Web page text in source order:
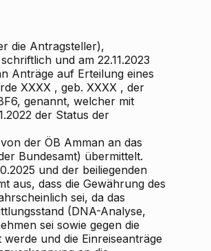
die Antragsteller),
und am 22.11.2023
Anträge auf Erteilung eines
XXXX , geb. XXXX , der
genannt, welcher mit
der Status der
der ÖB Amman an das
Bundesamt) übermittelt.
und der beiliegenden
aus, dass die Gewährung des
sei, da das
(DNA-Analyse,
sei sowie gegen die
und die Einreiseanträge